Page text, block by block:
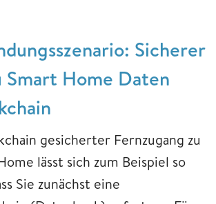
Sicherer
Smart Home Daten
gesicherter Fernzugang zu
lässt sich zum Beispiel so
Sie zunächst eine